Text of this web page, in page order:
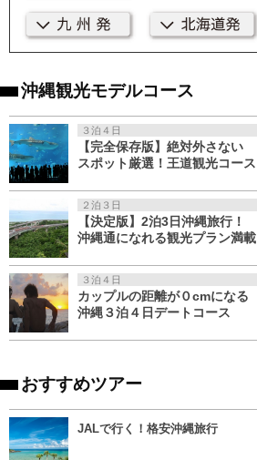
沖縄観光モデルコース
３泊４日
【完全保存版】絶対外さない
スポット厳選！王道観光コース
２泊３日
【決定版】2泊3日沖縄旅行！
沖縄通になれる観光プラン満載
３泊４日
カップルの距離が０cmになる
沖縄３泊４日デートコース
おすすめツアー
JALで行く！格安沖縄旅行